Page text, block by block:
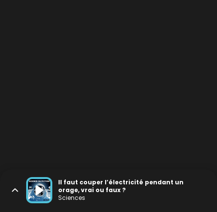
Il faut couper l’électricité pendant un
orage, vrai ou faux ?
Sciences